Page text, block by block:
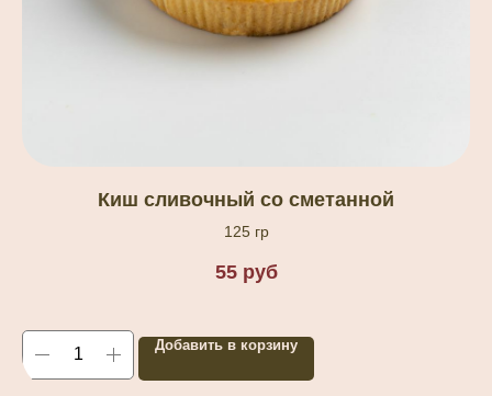
Киш сливочный со сметанной
125 гр
55 руб
Добавить в корзину